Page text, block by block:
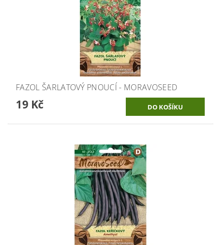
FAZOL ŠARLATOVÝ PNOUCÍ - MORAVOSEED
19 Kč